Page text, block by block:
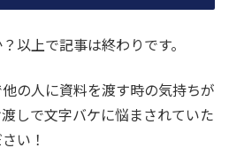
以上で記事は終わりです。
の人に資料を渡す時の気持ちが
しで文字バケに悩まされていた
い！